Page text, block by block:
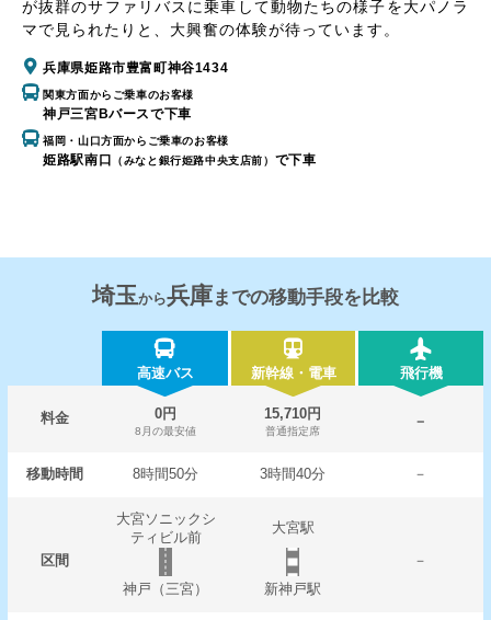
が抜群のサファリバスに乗車して動物たちの様子を大パノラ
マで見られたりと、大興奮の体験が待っています。
兵庫県姫路市豊富町神谷1434
関東方面からご乗車のお客様
神戸三宮Bバースで下車
福岡・山口方面からご乗車のお客様
姫路駅南口 （みなと銀行姫路中央支店前） で下車
埼玉から兵庫までの移動手段を比較
高速バス 新幹線・電車 飛行機
料金 0円
8月の最安値
15,710円
普通指定席
－
移動時間 8時間50分 3時間40分 －
区間
大宮ソニックシ
ティビル前
大宮駅
－
神戸（三宮）
新神戸駅